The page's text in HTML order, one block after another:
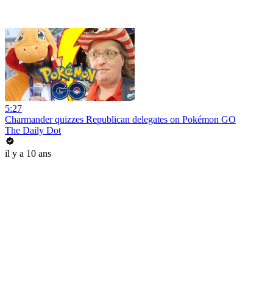
5:27
Charmander quizzes Republican delegates on Pokémon GO
The Daily Dot
il y a 10 ans